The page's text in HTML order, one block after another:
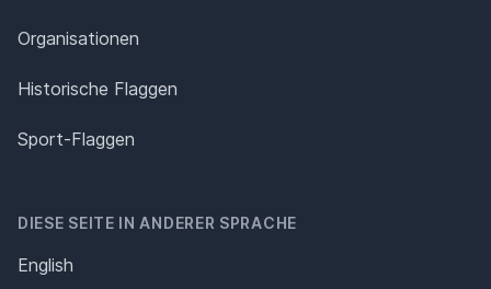
Organisationen
Historische Flaggen
Sport-Flaggen
DIESE SEITE IN ANDERER SPRACHE
English